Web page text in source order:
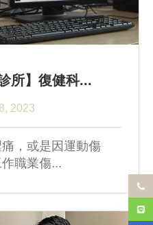
所】復健科...
2023
，或是因運動傷
職業傷...